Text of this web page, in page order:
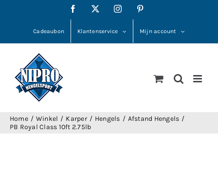
Facebook Instagram
Cadeaubon Klantenservice Mijn account
Home Winkel Karper Hengels
Afstand Hengels
PB Royal Class 10ft 2.75lb